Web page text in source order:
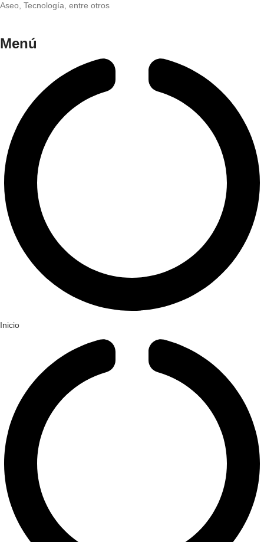
Aseo, Tecnología, entre otros
Menú
Inicio